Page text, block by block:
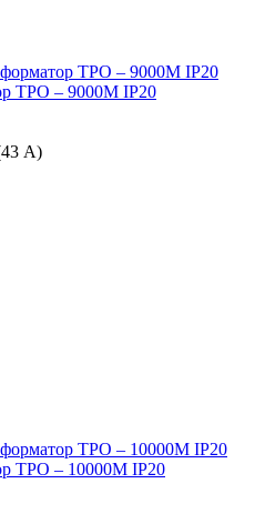
ТРО – 9000М IP20
А)
ТРО – 10000М IP20